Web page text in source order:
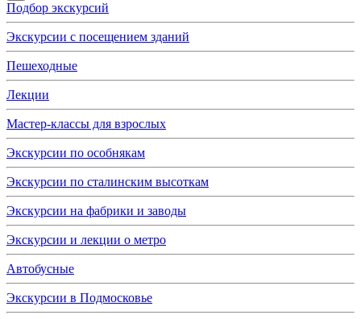
Подбор экскурсий
Экскурсии с посещением зданий
Пешеходные
Лекции
Мастер-классы для взрослых
Экскурсии по особнякам
Экскурсии по сталинским высоткам
Экскурсии на фабрики и заводы
Экскурсии и лекции о метро
Автобусные
Экскурсии в Подмосковье